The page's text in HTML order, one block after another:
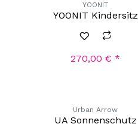
YOONIT
YOONIT Kindersitz
270,00 € *
Urban Arrow
UA Sonnenschutz